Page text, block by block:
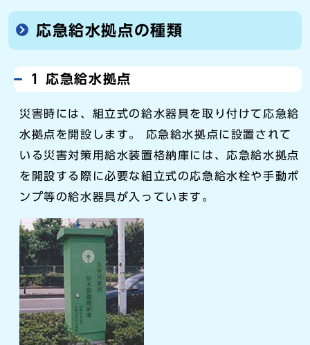
応急給水拠点の種類
1 応急給水拠点
災害時には、組立式の給水器具を取り付けて応急給
水拠点を開設します。 応急給水拠点に設置されて
いる災害対策用給水装置格納庫には、応急給水拠点
を開設する際に必要な組立式の応急給水栓や手動ポ
ンプ等の給水器具が入っています。